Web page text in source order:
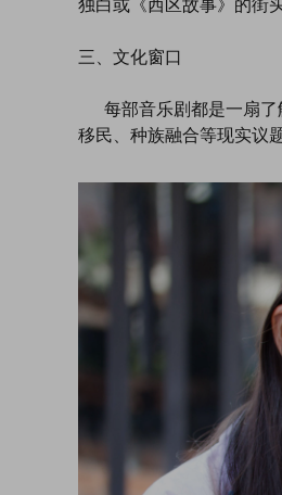
三、文化窗口
每部音乐剧都是一扇了
移民、种族融合等现实议